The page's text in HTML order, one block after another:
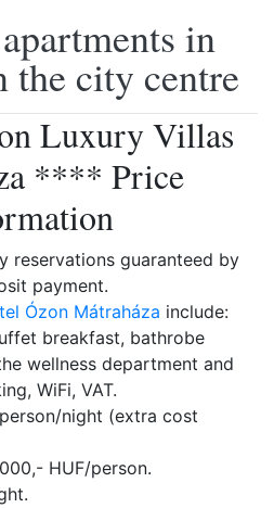
in
the city centre
Luxury Villas
**** Price
reservations guaranteed by
payment.
Ózon Mátraháza include:
breakfast, bathrobe
wellness department and
WiFi, VAT.
night (extra cost
HUF/person.